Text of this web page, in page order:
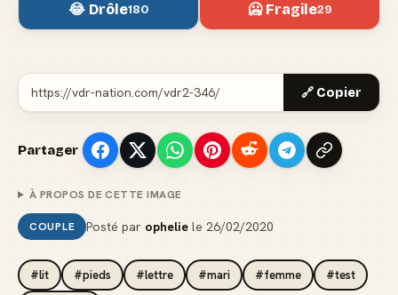
😂 Drôle180 🥶 Fragile29
🔗 Copier
Partager
À PROPOS DE CETTE IMAGE
COUPLE Posté par ophelie le26/02/2020
#lit #pieds #lettre #mari #femme #test